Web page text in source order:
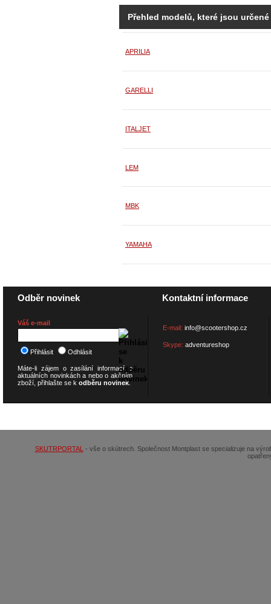
Přehled modelů, které jsou
APRILIA
GARELLI
ITALJET
LEM
MBK
YAMAHA
Odběr novinek
Váš e-mail
Přihlásit Odhlásit
Máte-li zájem o zasílání informací o
aktuálních novinkách a nebo o akčním
zboží, přihlašte se k odběru novinek.
Kontaktní informace
E-mail: info@scootershop.cz
Skype: adventureshop
SKUTRPORTAL - vše o skútrech. Společnost Montplast se specializuje na